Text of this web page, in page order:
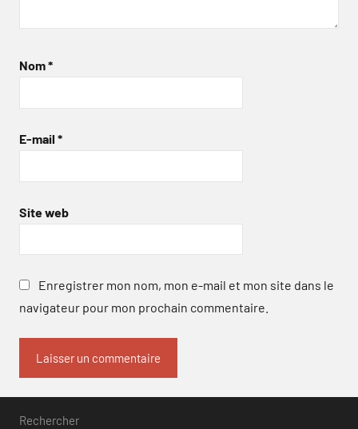
Nom*
E-mail *
Site web
Enregistrer mon nom, mon e-mail et mon site dans le
navigateur pour mon prochain commentaire.
Rechercher